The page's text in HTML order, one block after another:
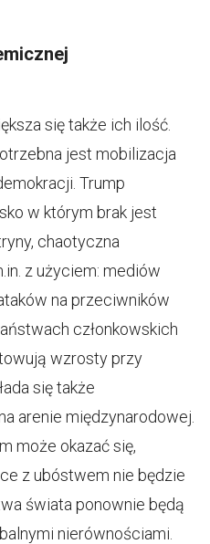
się także ich ilość.
jest mobilizacja
Trump
w którym brak jest
chaotyczna
z użyciem: mediów
na przeciwników
członkowskich
wzrosty przy
się także
arenie międzynarodowej.
może okazać się,
z ubóstwem nie będzie
świata ponownie będą
nierównościami.